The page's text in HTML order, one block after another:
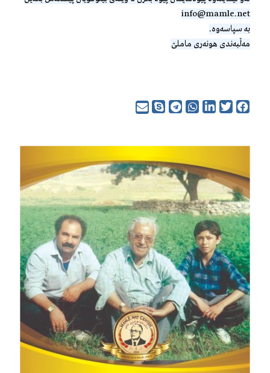
info@mamle.net
بە سپاسەوە.
مەڵبەندی هونەری ماملێ